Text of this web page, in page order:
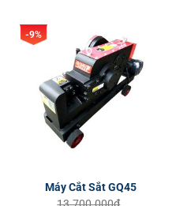
-9%
Máy Cắt Sắt GQ45